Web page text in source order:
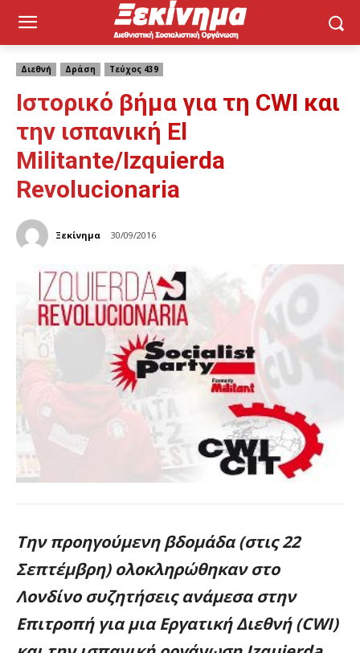
Διεθνή Δράση Τεύχος 439
Ιστορικό βήμα για τη CWI και
την ισπανική El
Militante/Izquierda
Revolucionaria
Ξεκίνημα 30/09/2016
Την προηγούμενη βδομάδα (στις 22
Σεπτέμβρη) ολοκληρώθηκαν στο
Λονδίνο συζητήσεις ανάμεσα στην
Επιτροπή για μια Εργατική Διεθνή (CWI)